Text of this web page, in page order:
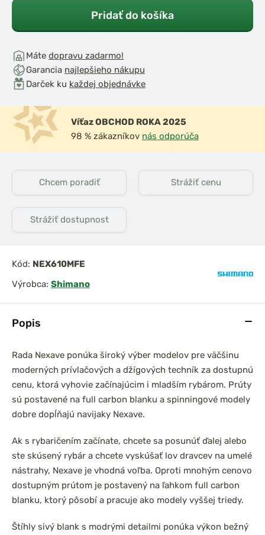
Popis
Rada Nexave ponúka široký výber modelov pre väčšinu
moderných prívlačových a džígových techník za dostupnú
cenu, ktorá vyhovie začínajúcim i mladším rybárom. Prúty
sú postavené na full carbon blanku a spinningové modely
dobre dopĺňajú navijaky Nexave.
Ak s rybaričením začínate, chcete sa posunúť ďalej alebo
ste skúsený rybár a chcete vyskúšať lov dravcev na umelé
nástrahy, Nexave je vhodná voľba. Oproti mnohým cenovo
dostupným prútom je postavený na ľahkom full carbon
blanku, ktorý pôsobí a pracuje ako modely vyššej triedy.
Štíhly sivý blank s modrými detailmi ponúka výkon bežný
Pridať do košíka
Máte dopravu zadarmo!
Garancia najlepšieho nákupu
Darček ku každej objednávke
Víťaz OBCHOD ROKA 2025
98 % zákazníkov nás odporúča
Chcem poradiť Strážiť cenu
Strážiť dostupnost
Kód: NEX610MFE
Výrobca: Shimano